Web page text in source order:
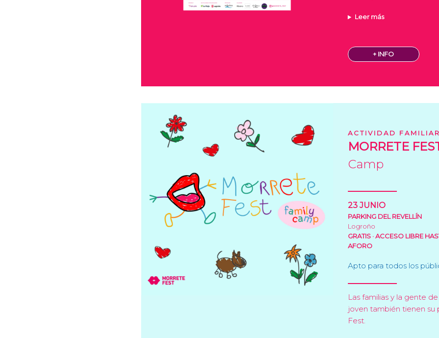
Leer más
+ INFO
ACTIVIDAD
MORRETE
Camp
23 JUNIO
PARKING DEL REVELLÍN
Logroño
GRATIS · ACCESO LIBRE
AFORO
Apto para todos los
Las familias y la gente
joven también tienen su
Fest.